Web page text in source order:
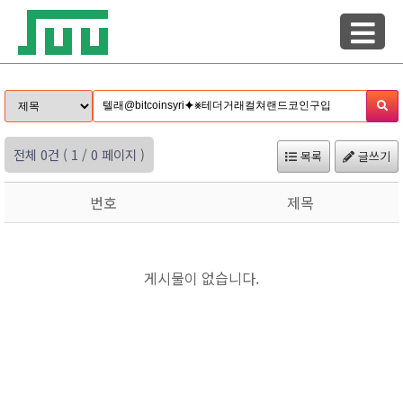
전체 0건 ( 1 / 0 페이지 ) 목록 글쓰기
번호 제목
게시물이 없습니다.